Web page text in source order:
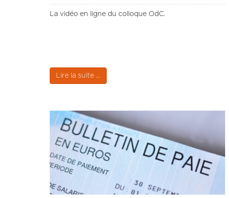
La vidéo en ligne du colloque OdC.
Lire la suite ...